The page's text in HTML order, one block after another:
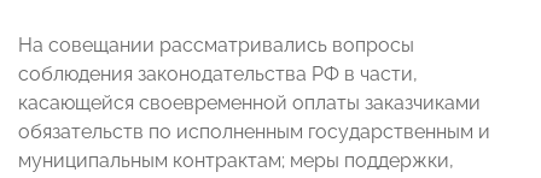
На совещании рассматривались вопросы
соблюдения законодательства РФ в части,
касающейся своевременной оплаты заказчиками
обязательств по исполненным государственным и
муниципальным контрактам; меры поддержки,